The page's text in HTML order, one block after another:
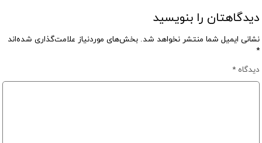
دیدگاهتان را بنویسید
نشانی ایمیل شما منتشر نخواهد شد. بخش‌های موردنیاز علامت‌گذاری شده‌اند
*
دیدگاه*